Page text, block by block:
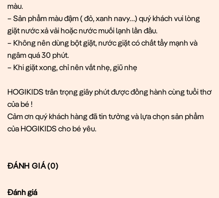
màu.
– Sản phẩm màu đậm ( đỏ, xanh navy…) quý khách vui lòng
giặt nước xả vải hoặc nước muối lạnh lần đầu.
– Không nên dùng bột giặt, nước giặt có chất tẩy mạnh và
ngâm quá 30 phút.
– Khi giặt xong, chỉ nên vắt nhẹ, giũ nhẹ
HOGIKIDS trân trọng giây phút được đồng hành cùng tuổi thơ
của bé !
Cảm ơn quý khách hàng đã tin tưởng và lựa chọn sản phẩm
của HOGIKIDS cho bé yêu.
ĐÁNH GIÁ (0)
Đánh giá